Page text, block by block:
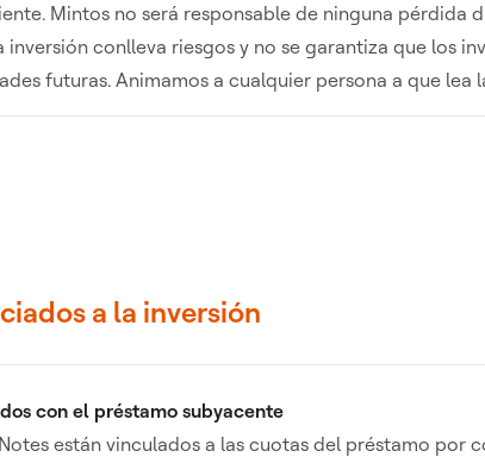
Mintos no será responsable de ninguna
inversión conlleva riesgos y no se garantiza que los
futuras. Animamos a cualquier persona a que lea
a la inversión
con el préstamo subyacente
están vinculados a las cuotas del préstamo por